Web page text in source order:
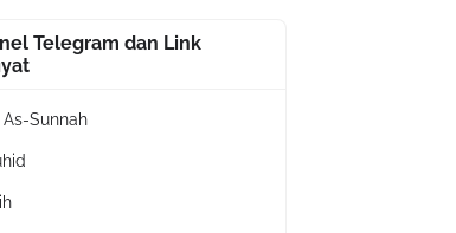
Telegram dan Link
As-Sunnah